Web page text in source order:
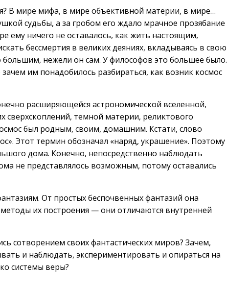
В мире мифа, в мире объективной материи, в мире…
судьбы, а за гробом его ждало мрачное прозябание
ему ничего не оставалось, как жить настоящим,
бессмертия в великих деяниях, вкладываясь в свою
большим, нежели он сам. У философов это большее было.
им понадобилось разбираться, как возник космос
расширяющейся астрономической вселенной,
сверхскоплений, темной материи, реликтового
был родным, своим, домашним. Кстати, слово
Этот термин обозначал «наряд, украшение». Поэтому
дома. Конечно, непосредственно наблюдать
не представлялось возможным, потому оставались
От простых беспочвенных фантазий она
их построения — они отличаются внутренней
сотворением своих фантастических миров? Зачем,
и наблюдать, экспериментировать и опираться на
системы веры?